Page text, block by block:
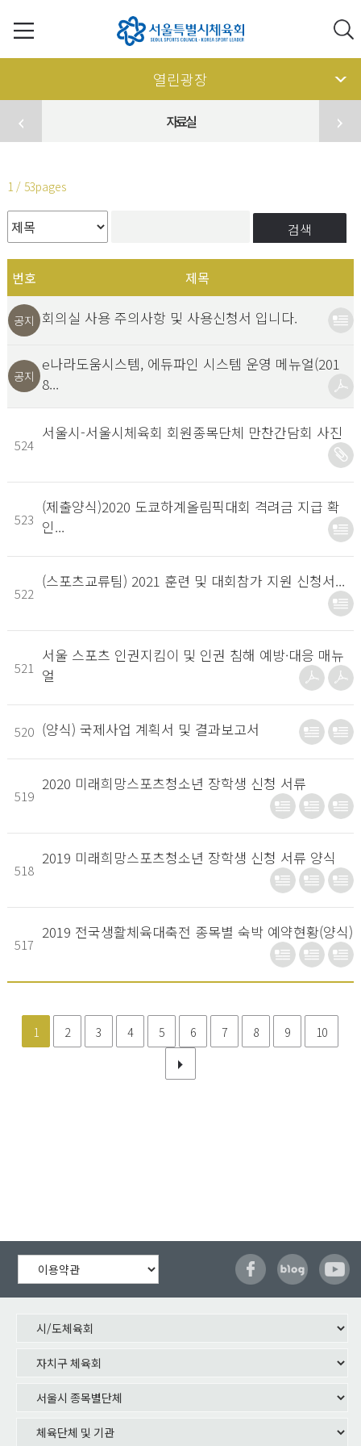
열린광장
자료실
1 / 53pages
검색
번호 제목
공지 회의실 사용 주의사항 및 사용신청서 입니다.
공지
e나라도움시스템, 에듀파인 시스템 운영 메뉴얼(201
8...
524
서울시-서울시체육회 회원종목단체 만찬간담회 사진
523
(제출양식)2020 도쿄하계올림픽대회 격려금 지급 확
인...
522
(스포츠교류팀) 2021 훈련 및 대회참가 지원 신청서...
521
서울 스포츠 인권지킴이 및 인권 침해 예방·대응 매뉴
얼
520 (양식) 국제사업 계획서 및 결과보고서
519
2020 미래희망스포츠청소년 장학생 신청 서류
518
2019 미래희망스포츠청소년 장학생 신청 서류 양식
517
2019 전국생활체육대축전 종목별 숙박 예약현황(양식)
1 2 3 4 5 6 7 8 9 10